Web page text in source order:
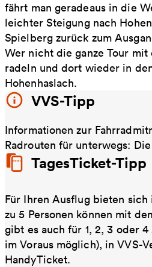
fährt man geradeaus in die
leichter Steigung nach
Spielberg zurück zum
Wer nicht die ganze Tour
radeln und dort wieder in
Hohenhaslach.
VVS-Tipp
Informationen zur
Radrouten für unterwegs:
TagesTicket-Tipp
Für Ihren Ausflug bieten
zu 5 Personen können mit
gibt es auch für 1, 2, 3 oder
im Voraus möglich), in VVS-
HandyTicket.